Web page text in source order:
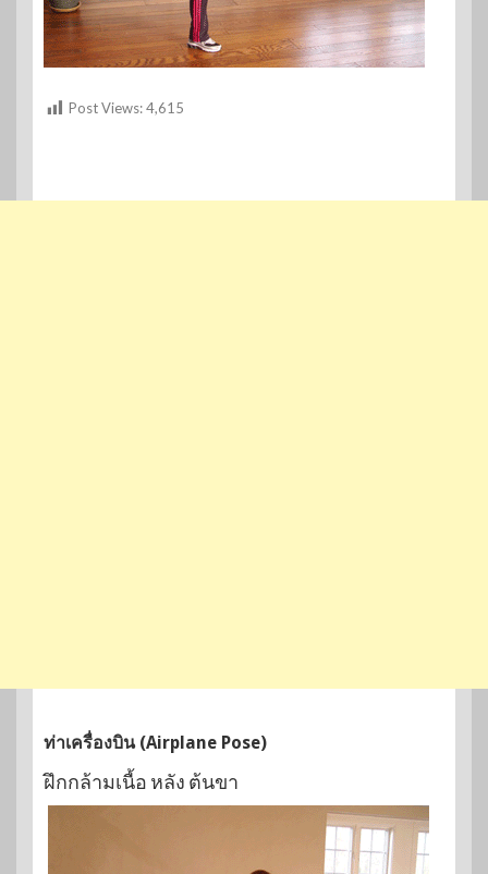
Post Views:4,615
ท่าเครื่องบิน (Airplane Pose)
ฝึกกล้ามเนื้อ หลัง ต้นขา